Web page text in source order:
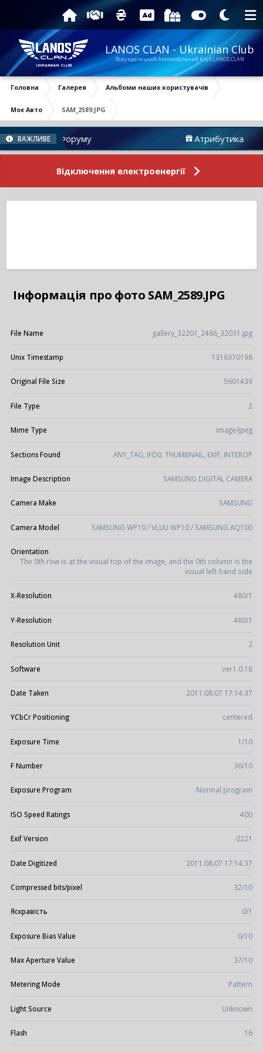
LANOS CLAN - Ukrainian Club
Всеукраїнський Автомобільний Клуб LANOS CLAN
Головна Галерея Альбоми наших користувачів
Моє Авто SAM_2589.JPG
ВАЖЛИВЕ
Новини Форуму Атрибутика
Відключення електроенергії
Інформація про фото SAM_2589.JPG
File Name gallery_32201_2466_32031.jpg
Unix Timestamp 1316370196
Original File Size 5601439
File Type 2
Mime Type image/jpeg
Sections Found ANY_TAG, IFD0, THUMBNAIL, EXIF, INTEROP
Image Description SAMSUNG DIGITAL CAMERA
Camera Make SAMSUNG
Camera Model SAMSUNG WP10 / VLUU WP10 / SAMSUNG AQ100
Orientation
The 0th row is at the visual top of the image, and the 0th column is the
visual left-hand side
X-Resolution 480/1
Y-Resolution 480/1
Resolution Unit 2
Software ver1.0.18
Date Taken 2011:08:07 17:14:37
YCbCr Positioning centered
Exposure Time 1/10
F Number 36/10
Exposure Program Normal program
ISO Speed Ratings 400
Exif Version 0221
Date Digitized 2011:08:07 17:14:37
Compressed bits/pixel 32/10
Яскравість 0/1
Exposure Bias Value 0/10
Max Aperture Value 37/10
Metering Mode Pattern
Light Source Unknown
Flash 16